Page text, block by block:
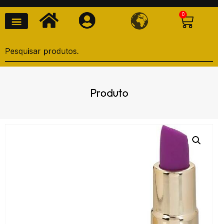
0
Produto